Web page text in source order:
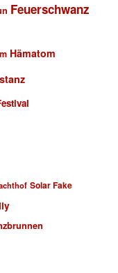
Feuerschwanz
Hämatom
Solar Fake